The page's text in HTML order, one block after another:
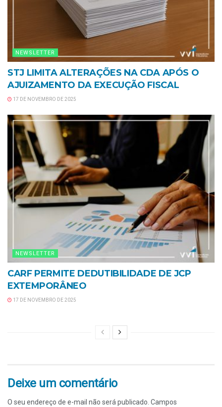
NEWSLETTER
STJ LIMITA ALTERAÇÕES NA CDA APÓS O
AJUIZAMENTO DA EXECUÇÃO FISCAL
17 DE NOVEMBRO DE 2025
NEWSLETTER
CARF PERMITE DEDUTIBILIDADE DE JCP
EXTEMPORÂNEO
17 DE NOVEMBRO DE 2025
Deixe um comentário
O seu endereço de e-mail não será publicado. Campos